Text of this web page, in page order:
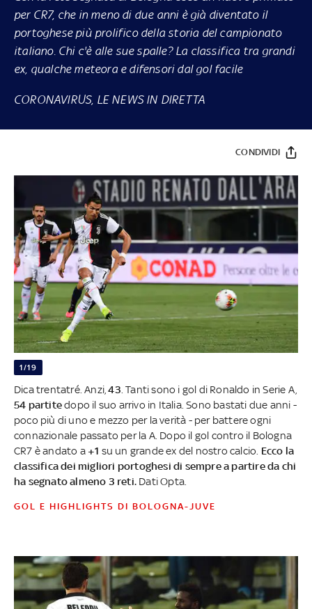
per CR7, che in meno di due anni è già diventato il
portoghese più prolifico della storia del campionato
italiano. Chi c'è alle sue spalle? La classifica tra grandi
ex, qualche meteora e difensori dal gol facile
CORONAVIRUS, LE NEWS IN DIRETTA
CONDIVIDI
1/19
Dica trentatré. Anzi,43 . Tanti sono i gol di Ronaldo in Serie A,
54 partitedopo il suo arrivo in Italia. Sono bastati due anni -
poco più di uno e mezzo per la verità - per battere ogni
connazionale passato per la A. Dopo il gol contro il Bologna
CR7 è andato a +1 su un grande ex del nostro calcio. Ecco la
classifica dei migliori portoghesi di sempre a partire da chi
ha segnato almeno 3 reti. Dati Opta.
GOL E HIGHLIGHTS DI BOLOGNA-JUVE